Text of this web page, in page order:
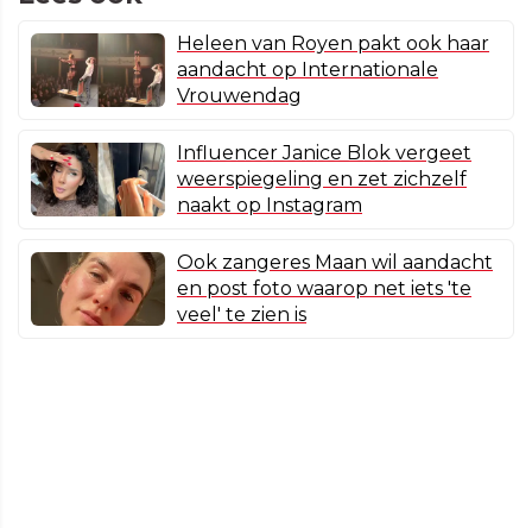
Heleen van Royen pakt ook haar
aandacht op Internationale
Vrouwendag
Influencer Janice Blok vergeet
weerspiegeling en zet zichzelf
naakt op Instagram
Ook zangeres Maan wil aandacht
en post foto waarop net iets 'te
veel' te zien is